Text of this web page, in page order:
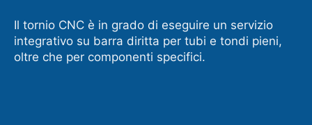
Il tornio CNC è in grado di eseguire un servizio
integrativo su barra diritta per tubi e tondi pieni,
oltre che per componenti specifici.